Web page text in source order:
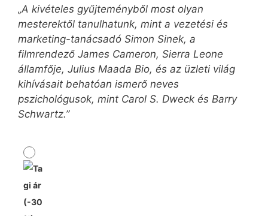
„A kivételes gyűjteményből most olyan
mesterektől tanulhatunk, mint a vezetési és
marketing-tanácsadó Simon Sinek, a
filmrendező James Cameron, Sierra Leone
államfője, Julius Maada Bio, és az üzleti világ
kihívásait behatóan ismerő neves
pszichológusok, mint Carol S. Dweck és Barry
Schwartz.”